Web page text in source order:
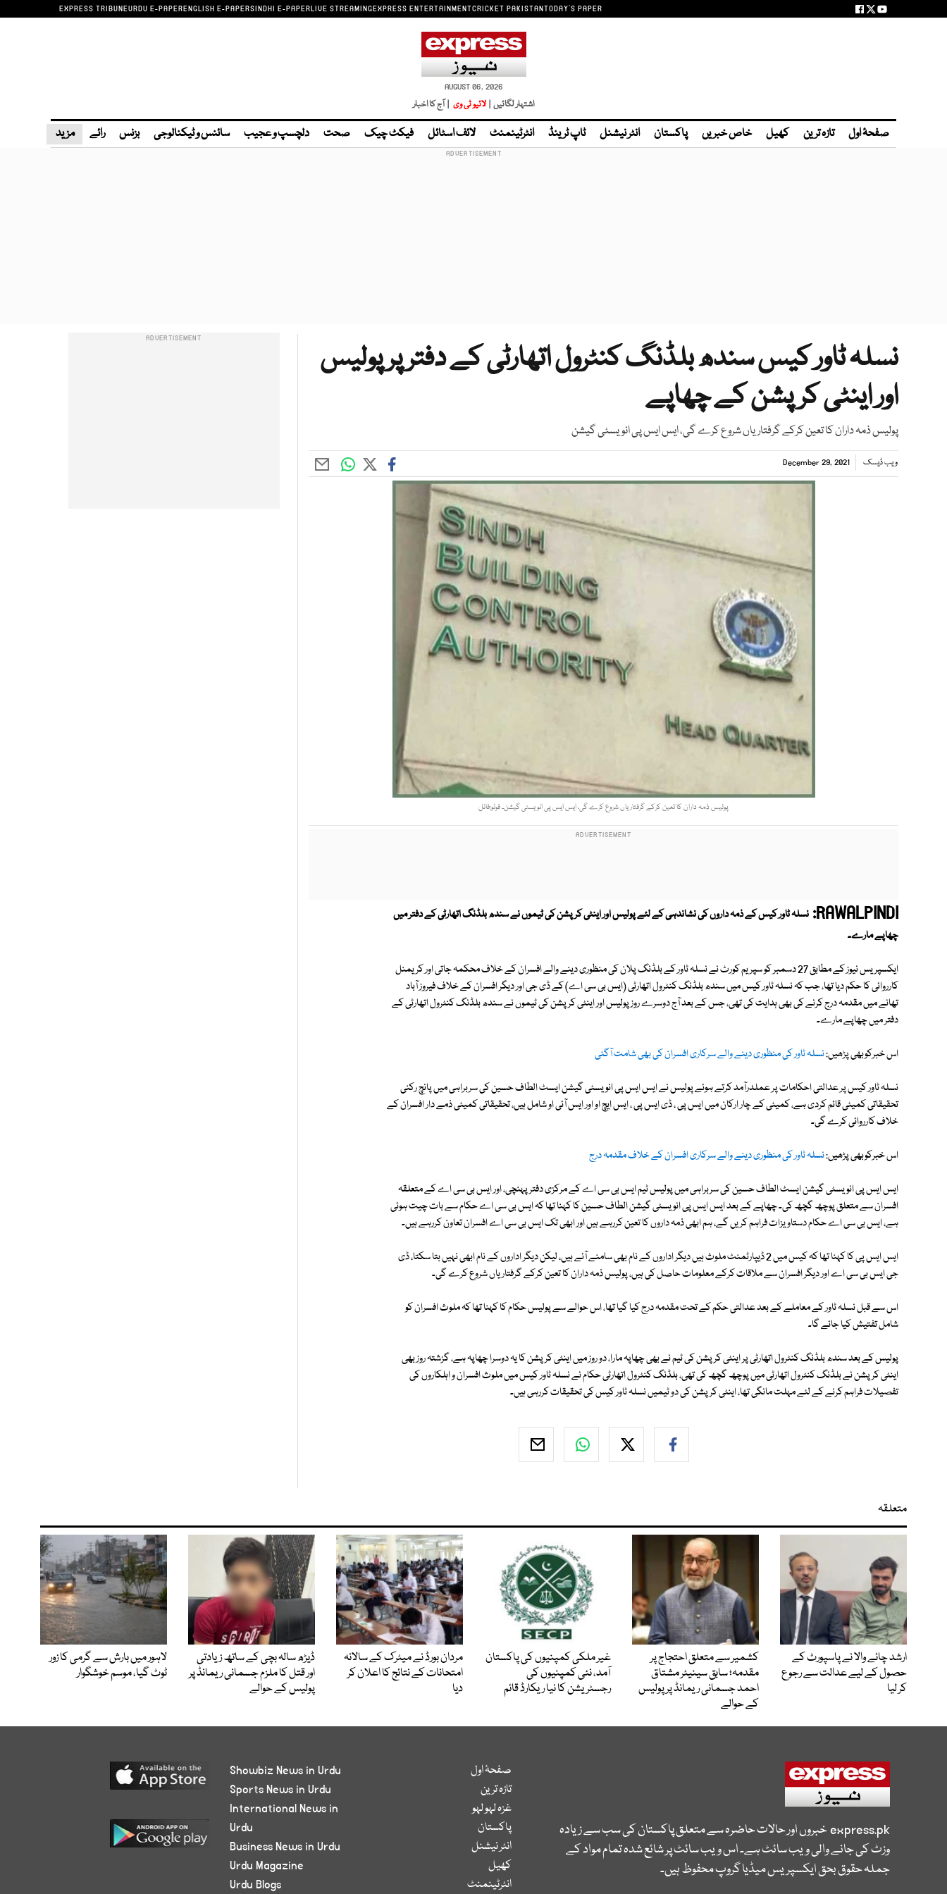
EXPRESS TRIBUNEURDU E-PAPERENGLISH E-PAPERSINDHI E-PAPERLIVE STREAMINGEXPRESS ENTERTAINMENTCRICKET PAKISTANTODAY'S PAPER
AUGUST 06, 2026
اشتہار لگائیں | لائیو ٹی وی | آج کا اخبار
صفحۂ اول تازہ ترین کھیل خاص خبریں پاکستان انٹر نیشنل ٹاپ ٹرینڈ انٹرٹینمنٹ لائف اسٹائل فیکٹ چیک صحت دلچسپ و عجیب سائنس و ٹیکنالوجی بزنس رائے مزید
نسلہ ٹاور کیس سندھ بلڈنگ کنٹرول اتھارٹی کے دفتر پر پولیس
اور اینٹی کرپشن کے چھاپے
پولیس ذمہ داران کا تعین کرکے گرفتاریاں شروع کرے گی، ایس ایس پی انویسٹی گیشن
ویب ڈیسک December 29, 2021
پولیس ذمہ داران کا تعین کرکے گرفتاریاں شروع کرے گی، ایس ایس پی انویسٹی گیشن۔ فوٹو:فائل
RAWALPINDI: نسلہ ٹاور کیس کے ذمہ داروں کی نشاندہی کے لئے پولیس اور اینٹی کرپشن کی ٹیموں نے سندھ بلڈنگ اتھارٹی کے دفتر میں
چھاپے مارے۔
ایکسپریس نیوز کے مطابق 27 دسمبر کو سپریم کورٹ نے نسلہ ٹاور کے بلڈنگ پلان کی منظوری دینے والے افسران کے خلاف محکمہ جاتی اور کریمنل
کارروائی کا حکم دیا تھا، جب کہ نسلہ ٹاور کیس میں سندھ بلڈنگ کنٹرول اتھارٹی (ایس بی سی اے) کے ڈی جی اور دیگر افسران کے خلاف فیروز آباد
تھانے میں مقدمہ درج کرنے کی بھی ہدایت کی تھی، جس کے بعد آج دوسرے روز پولیس اور اینٹی کرپشن کی ٹیموں نے سندھ بلڈنگ کنٹرول اتھارٹی کے
دفتر میں چھاپے مارے۔
اس خبرکوبھی پڑھیں:نسلہ ٹاور کی منظوری دینے والے سرکاری افسران کی بھی شامت آگئی
نسلہ ٹاور کیس پر عدالتی احکامات پر عملدرآمد کرتے ہوئے پولیس نے ایس ایس پی انویسٹی گیشن ایسٹ الطاف حسین کی سربراہی میں پانچ رکنی
تحقیقاتی کمیٹی قائم کردی ہے، کمیٹی کے چار ارکان میں ایس پی ، ڈی ایس پی ، ایس ایچ او اور ایس آئی او شامل ہیں، تحقیقاتی کمیٹی ذمے دار افسران کے
خلاف کارروائی کرے گی۔
اس خبرکوبھی پڑھیں:نسلہ ٹاور کی منظوری دینے والے سرکاری افسران کے خلاف مقدمہ درج
ایس ایس پی انویسٹی گیشن ایسٹ الطاف حسین کی سربراہی میں پولیس ٹیم ایس بی سی اے کے مرکزی دفتر پہنچی، اور ایس بی سی اے کے متعلقہ
افسران سے متعلق پوچھ گچھ کی۔ چھاپے کے بعد ایس ایس پی انویسٹی گیشن الطاف حسین کا کہنا تھا کہ ایس بی سی اے حکام سے بات چیت ہوئی
ہے، ایس بی سی اے حکام دستاویزات فراہم کریں گے، ہم ابھی ذمہ داروں کا تعین کررہے ہیں اور ابھی تک ایس بی سی اے افسران تعاون کررہے ہیں۔
ایس ایس پی کا کہنا تھا کہ کیس میں 2 ڈیپارٹمنٹ ملوث ہیں دیگر اداروں کے نام بھی سامنے آئے ہیں، لیکن دیگر اداروں کے نام ابھی نہیں بتا سکتا، ڈی
جی ایس بی سی اے اور دیگر افسران سے ملاقات کرکے معلومات حاصل کی ہیں، پولیس ذمہ داران کا تعین کرکے گرفتاریاں شروع کرے گی۔
اس سے قبل نسلہ ٹاور کے معاملے کے بعد عدالتی حکم کے تحت مقدمہ درج کیا گیا تھا، اس حوالے سے پولیس حکام کا کہنا تھا کہ ملوث افسران کو
شامل تفتیش کیا جائے گا۔
پولیس کے بعد سندھ بلڈنگ کنٹرول اتھارٹی پر اینٹی کرپشن کی ٹیم نے بھی چھاپہ مارا، دو روز میں اینٹی کرپشن کا یہ دوسرا چھاپہ ہے، گزشتہ روز بھی
اینٹی کرپشن نے بلڈنگ کنٹرول اتھارٹی میں پوچھ گچھ کی تھی، بلڈنگ کنٹرول اتھارٹی حکام نے نسلہ ٹاور کیس میں ملوث افسران و اہلکاروں کی
تفصیلات فراہم کرنے کے لئے مہلت مانگی تھا، اینٹی کرپشن کی دو ٹیمیں نسلہ ٹاور کیس کی تحقیقات کررہی ہیں۔
متعلقہ
ارشد چائے والا نے پاسپورٹ کے
حصول کے لیے عدالت سے رجوع
کر لیا
کشمیر سے متعلق احتجاج پر
مقدمہ؛ سابق سینیٹر مشتاق
احمد جسمانی ریمانڈ پر پولیس
کے حوالے
غیر ملکی کمپنیوں کی پاکستان
آمد، نئی کمپنیوں کی
رجسٹریشن کا نیا ریکارڈ قائم
مردان بورڈ نے میٹرک کے سالانہ
امتحانات کے نتائج کا اعلان کر
دیا
ڈیڑھ سالہ بچی کے ساتھ زیادتی
اور قتل کا ملزم جسمانی ریمانڈ پر
پولیس کے حوالے
لاہور میں بارش سے گرمی کا زور
ٹوٹ گیا، موسم خوشگوار
express.pkخبروں اور حالات حاضرہ سے متعلق پاکستان کی سب سے زیادہ
وزٹ کی جانے والی ویب سائٹ ہے۔ اس ویب سائٹ پر شائع شدہ تمام مواد کے
جملہ حقوق بحق ایکسپریس میڈیا گروپ محفوظ ہیں۔
صفحۂ اول
تازہ ترین
غزہ لہو لہو
پاکستان
انٹر نیشنل
کھیل
انٹرٹینمنٹ
Showbiz News in Urdu
Sports News in Urdu
International News in
Urdu
Business News in Urdu
Urdu Magazine
Urdu Blogs